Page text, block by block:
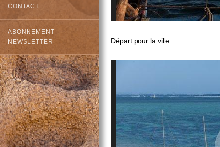
CONTACT
ABONNEMENT
NEWSLETTER
Départ pour la ville